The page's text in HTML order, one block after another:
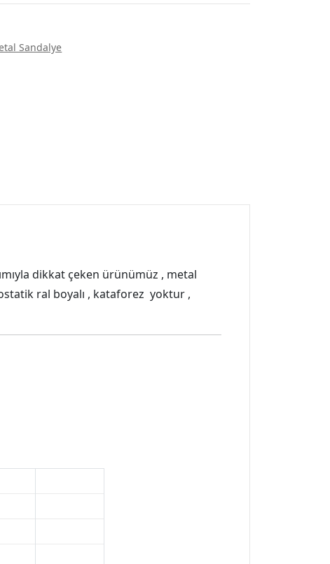
Sandalye
dikkat çeken ürünümüz , metal
ral boyalı , kataforez yoktur ,